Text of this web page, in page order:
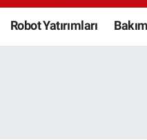
Robot Yatırımları
Bakım 4.0